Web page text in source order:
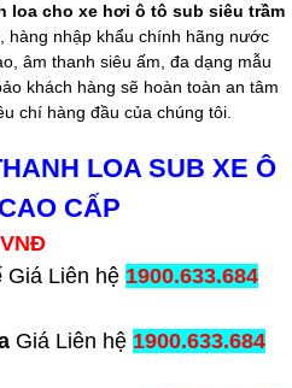
loa cho xe hơi ô tô sub siêu trầm
, hàng nhập khẩu chính hãng nước
âm thanh siêu ấm, đa dạng mẫu
khách hàng sẽ hoàn toàn an tâm
chí hàng đầu của chúng tôi.
LOA SUB XE Ô
CẤP
Giá Liên hệ 1900.633.684
Giá Liên hệ 1900.633.684